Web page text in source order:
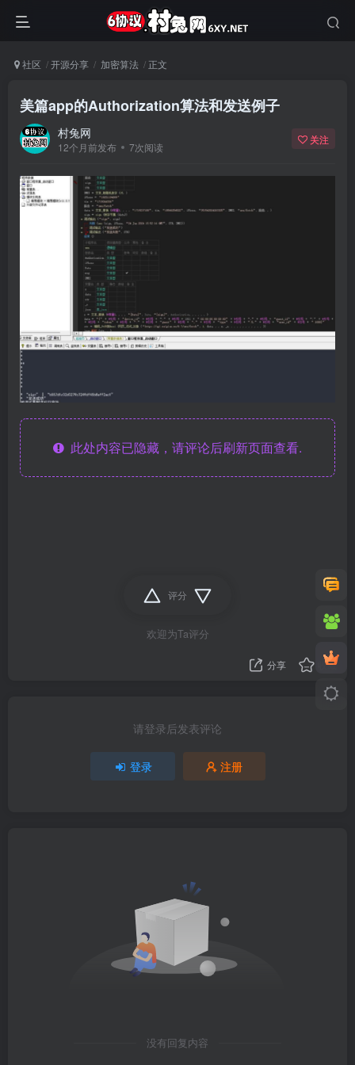
社区 开源分享 加密算法 正文
美篇app的Authorization算法和发送例子
村兔网
12个月前发布 7次阅读
关注
此处内容已隐藏，请评论后刷新页面查看.
评分
欢迎为Ta评分
分享 收藏
请登录后发表评论
登录 注册
没有回复内容